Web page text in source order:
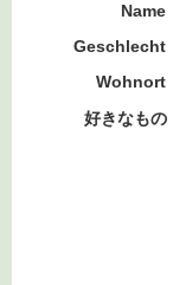
Name
Geschlecht
Wohnort
好きなもの